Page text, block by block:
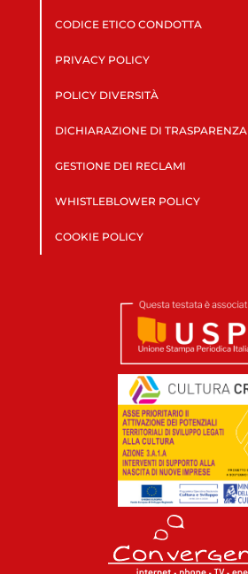
CODICE ETICO CONDOTTA
PRIVACY POLICY
POLICY DIVERSITÀ
DICHIARAZIONE DI TRASPARENZA
GESTIONE DEI RECLAMI
WHISTLEBLOWER POLICY
COOKIE POLICY